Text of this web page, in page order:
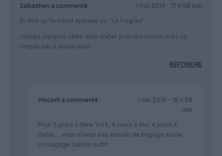
Sébastien a commenté :
1 mai 2019 - 17 h 58 min
Et dire qu’ils osent appeler ça “Le Pogrès”.
Jamais compris cette idée d’aller prendre l’avion avec un
simple sac à dos/à main…
RÉPONDRE
Vincent a commenté :
1 mai 2019 - 19 h 58
min
Pour 5 jours à New York, 6 jours à Rio, 4 jours à
Dubai… vous n’avez pas besoin de bagage soute.
Un bagage cabine suffit.